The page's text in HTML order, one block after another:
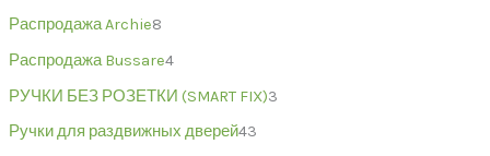
Распродажа Archie8
Распродажа Bussare4
РУЧКИ БЕЗ РОЗЕТКИ (SMART FIX)3
Ручки для раздвижных дверей43